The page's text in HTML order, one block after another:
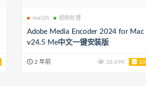
macOS 视频处理
Adobe Media Encoder 2024 for Mac
v24.5 Me中文一键安装版
2 年前 38.69K 10